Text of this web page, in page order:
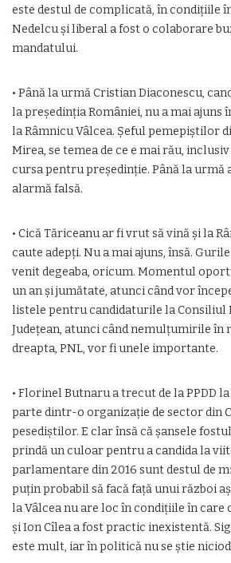
este destul de complicată, în condiţiile
Nedelcu şi liberal a fost o colaborare
mandatului.
• Până la urmă Cristian Diaconescu,
la preşedinţia României, nu a mai
la Râmnicu Vâlcea. Şeful pemepiştilor
Mirea, se temea de ce e mai rău,
cursa pentru preşedinţie. Până la urmă
alarmă falsă.
• Cică Tăriceanu ar fi vrut să vină şi la
caute adepţi. Nu a mai ajuns, însă.
venit degeaba, oricum. Momentul
un an şi jumătate, atunci când vor
listele pentru candidaturile la Consiliul
Judeţean, atunci când nemulţumirile în
dreapta, PNL, vor fi unele importante.
• Florinel Butnaru a trecut de la PPDD la
parte dintr-o organizaţie de sector din
pesediştilor. E clar însă că şansele
prindă un culoar pentru a candida la
parlamentare din 2016 sunt destul de
puţin probabil să facă faţă unui război
la Vâlcea nu are loc în condiţiile în care
şi Ion Cîlea a fost practic inexistentă.
este mult, iar în politică nu se ştie